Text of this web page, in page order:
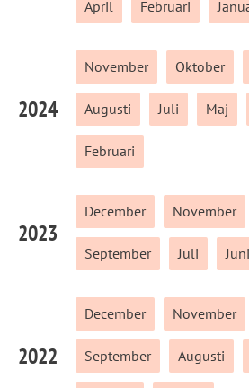
April Februari
2024
November Oktober
Augusti Juli Maj
Februari
2023
December November
September Juli Juni
2022
December November
September Augusti